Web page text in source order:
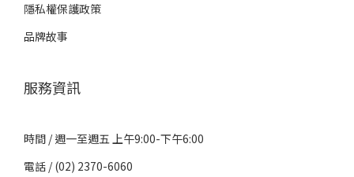
隱私權保護政策
品牌故事
服務資訊
時間 / 週一至週五 上午9:00-下午6:00
電話 / (02) 2370-6060